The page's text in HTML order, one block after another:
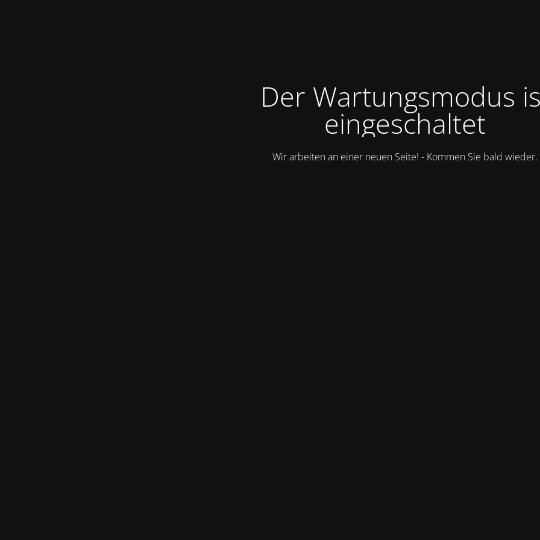
Der Wartungsmodus
eingeschaltet
Wir arbeiten an einer neuen Seite! - Kommen Sie bald wieder.